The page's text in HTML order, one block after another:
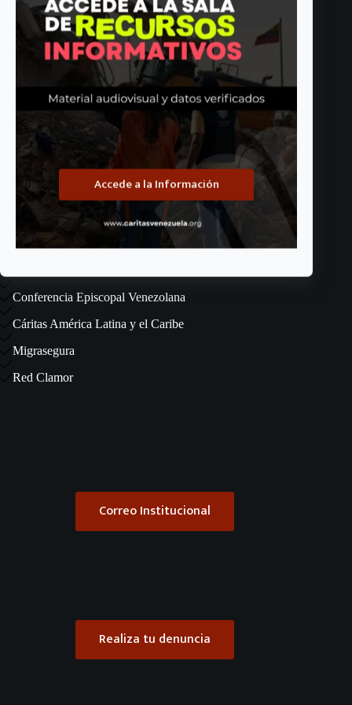
Accede a la Información
La Urbanización Juan Pablo II. Sede De La
Conferencia Episcopal Venezolana. Montalbán,
Caracas, Venezuela.
Teléfono
(+58) 212- 443-31-53
Email:
caritasvenezuela@gmail.com
Envíanos tu CV
upload
Conoce también
Conferencia Episcopal Venezolana
Cáritas América Latina y el Caribe
Migrasegura
Red Clamor
Correo Institucional
Realiza tu denuncia